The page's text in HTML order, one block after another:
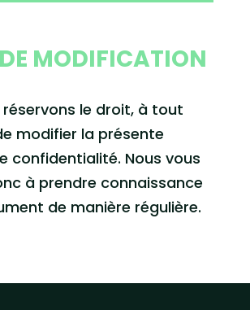
MODIFICATION
réservons le droit, à tout
modifier la présente
confidentialité. Nous vous
à prendre connaissance
de manière régulière.